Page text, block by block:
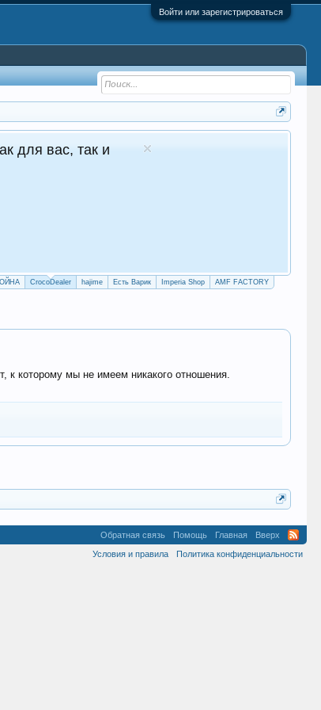
Войти или зарегистрироваться
Молдове Сайт авто продаж
CrocoDealer hajime Есть Варик Imperia Shop AMF FACTORY
мы не имеем никакого отношения.
Обратная связь Помощь Главная
Вверх
Условия и правила
Политика конфиденциальности